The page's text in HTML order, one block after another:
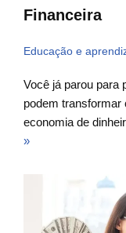
Financeira
Educação e
Você já parou para
podem transformar
economia de
»